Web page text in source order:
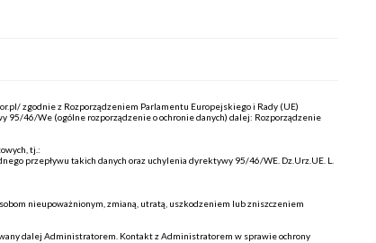
zgodnie z Rozporządzeniem Parlamentu Europejskiego i Rady (UE)
95/46/We (ogólne rozporządzenie o ochronie danych) dalej: Rozporządzenie
tj.:
przepływu takich danych oraz uchylenia dyrektywy 95/46/WE. Dz.Urz.UE. L.
nieupoważnionym, zmianą, utratą, uszkodzeniem lub zniszczeniem
dalej Administratorem. Kontakt z Administratorem w sprawie ochrony